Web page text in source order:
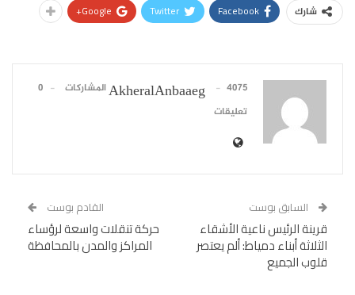
شارك Facebook
Twitter
Google+
AkheralAnbaaeg 4075 المشاركات
0
تعليقات
السابق بوست
قرينة الرئيس ناعية الأشقاء
الثلاثة أبناء دمياط: ألم يعتصر
قلوب الجميع
القادم بوست
حركة تنقلات واسعة لرؤساء
المراكز والمدن بالمحافظة